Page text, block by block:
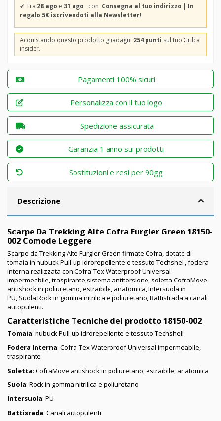
✔ Tra 28 ago e 31 ago con Consegna al tuo indirizzo | In
regalo 5€ iscrivendoti alla Newsletter!
Acquistando questo prodotto guadagni 254 punti sul tuo Grilca
Insider.
Pagamenti 100% sicuri
Personalizza con il tuo logo
Spedizione assicurata
Garanzia 1 anno sui prodotti
Sostituzioni e resi per 90gg
Descrizione
Scarpe Da Trekking Alte Cofra Furgler Green 18150-
002 Comode Leggere
Scarpe da Trekking Alte Furgler Green firmate Cofra, dotate di
tomaia in nubuck Pull-up idrorepellente e tessuto Techshell, fodera
interna realizzata con Cofra-Tex Waterproof Universal
impermeabile, traspirante,sistema antitorsione, soletta CofraMove
antishock in poliuretano,estraibile, anatomica, Intersuola in
PU, Suola Rock in gomma nitrilica e poliuretano, Battistrada a canali
autopulenti.
Caratteristiche Tecniche del prodotto 18150-002
Tomaia: nubuck Pull-up idrorepellente e tessuto Techshell
Fodera Interna: Cofra-Tex Waterproof Universal impermeabile,
traspirante
Soletta: CofraMove antishock in poliuretano,estraibile, anatomica
Suola: Rock in gomma nitrilica e poliuretano
Intersuola: PU
Battisrada: Canali autopulenti